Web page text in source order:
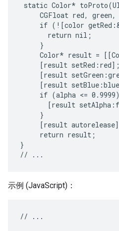
static Color*
CGFloat red, green,
if (![color
       return nil;
     }
Color* result =
     [result setRed:red];
[result
[result
if (alpha <=
[result
     }
[result
     return result;
}
示例 (JavaScript)：
// ...